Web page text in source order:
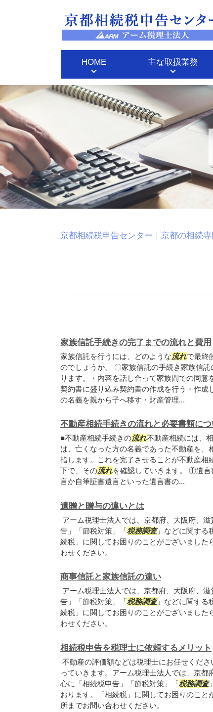
HOME 主な取扱業務
京都相続税申告センター｜京都の相続
家族信託手続きの完了までの流れと費用
家族信託を行うには、どのような流れで最終
のでしょうか。 〇家族信託の手続き家族信託
ります。・内容を話し合って家族間での同意
契約書に盛り込み契約書の作成を行う・作成
の名義を親から子へ移す・財産管理...
不動産相続手続きの流れと必要書類につ
■不動産相続手続きの流れ不動産相続には、
は、亡くなった方の名義であった不動産を、
指します。これを完了させることが不動産相
下で、その流れを確認していきます。 ①遺
言か自筆証書遺言といった遺言書の...
遺贈と贈与の違いとは
アーム税理士法人では、京都府、大阪府、
告」「節税対策」「税務調査」などに関する
続税」に関してお困りのことがございました
わせください。
商事信託と家族信託の違い
アーム税理士法人では、京都府、大阪府、
告」「節税対策」「税務調査」などに関する
続税」に関してお困りのことがございました
わせください。
相続税申告を税理士に依頼するメリット
不動産の評価額などは税理士にお任せくだ
っていきます。アーム税理士法人では、京都
心に「相続税申告」「節税対策」「税務調査
おります。「相続税」に関してお困りのこと
所までお問い合わせください。